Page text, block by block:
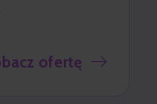
ofertę